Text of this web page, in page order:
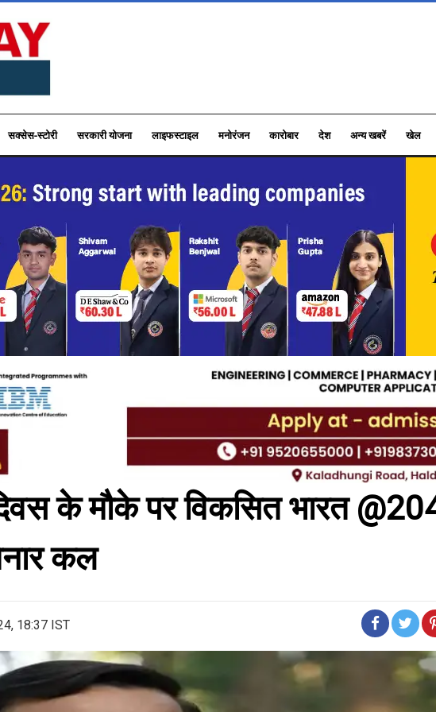
सक्सेस-स्टोरी सरकारी योजना लाइफस्टाइल मनोरंजन कारोबार देश अन्य खबरें खेल
दिवस के मौके पर विकसित भारत
कल
18:37 IST